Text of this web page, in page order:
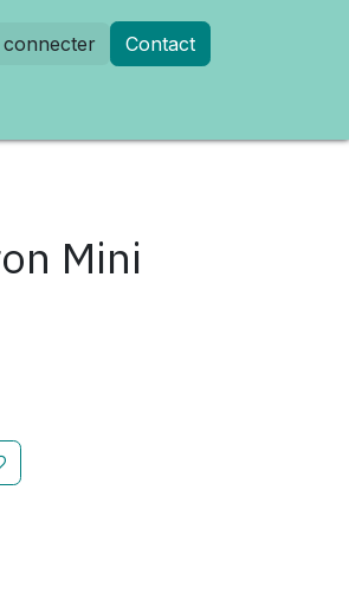
connecter Contact
Mini